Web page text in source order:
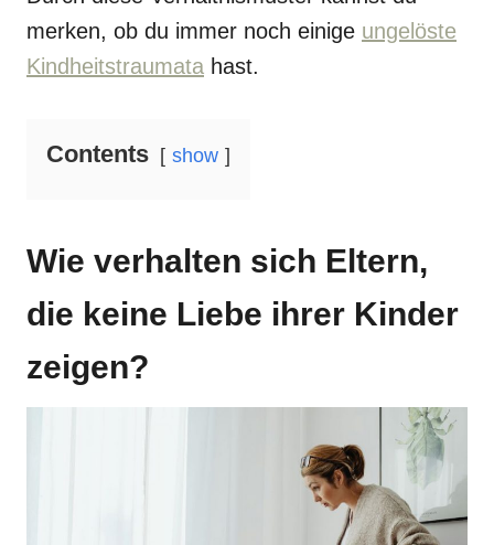
merken, ob du immer noch einige ungelöste
Kindheitstraumata hast.
Contents show
Wie verhalten sich Eltern,
die keine Liebe ihrer Kinder
zeigen?